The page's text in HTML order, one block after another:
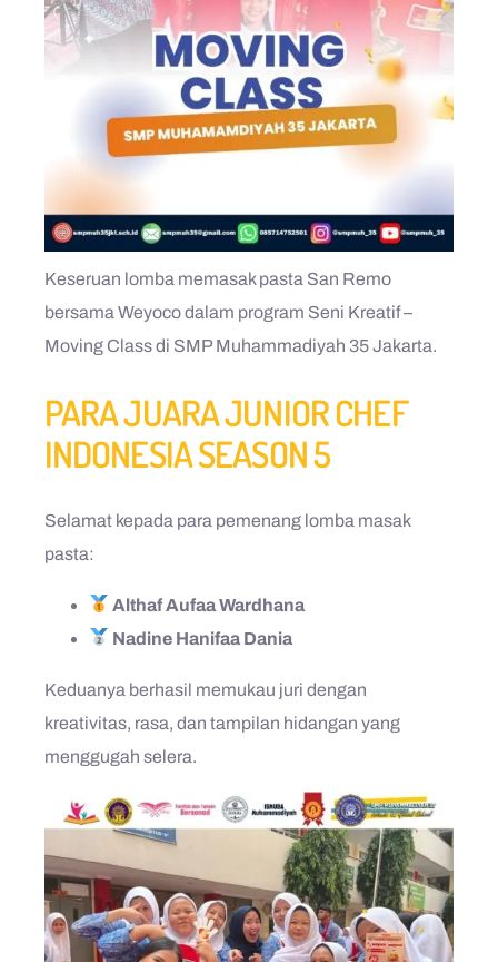
Keseruan lomba memasak pasta San Remo
bersama Weyoco dalam program Seni Kreatif –
Moving Class di SMP Muhammadiyah 35 Jakarta.
PARA JUARA JUNIOR CHEF
INDONESIA SEASON 5
Selamat kepada para pemenang lomba masak
pasta:
Althaf Aufaa Wardhana
Nadine Hanifaa Dania
Keduanya berhasil memukau juri dengan
kreativitas, rasa, dan tampilan hidangan yang
menggugah selera.